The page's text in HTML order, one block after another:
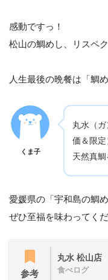
感動ですっ！
松山の鯛めし、リスペク
人生最後の晩餐は「鯛
くま子
丸水（
価＆限定
天然真鯛
愛媛県の「宇和島の鯛
ぜひ至福を味わってくだ
参考
丸水 松山店
食べログ